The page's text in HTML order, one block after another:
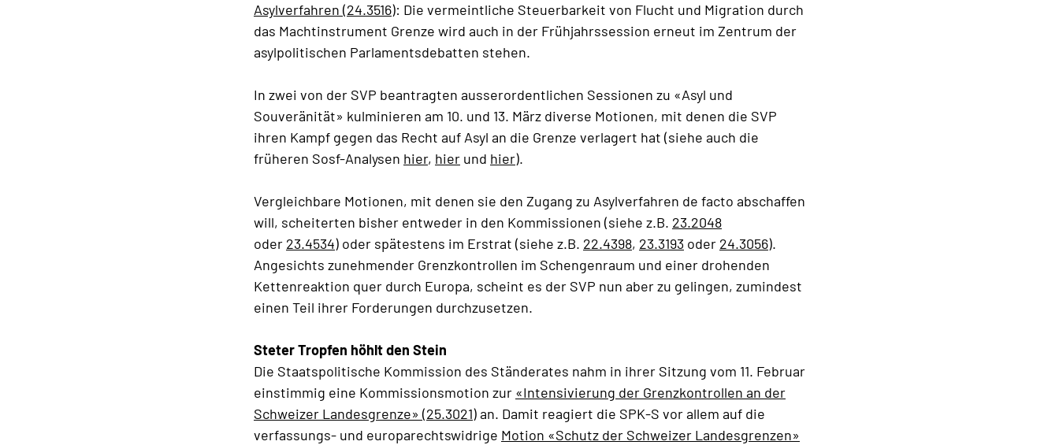
Asylverfahren (24.3516): Die vermeintliche Steuerbarkeit von Flucht und Migration durch
das Machtinstrument Grenze wird auch in der Frühjahrssession erneut im Zentrum der
asylpolitischen Parlamentsdebatten stehen.
In zwei von der SVP beantragten ausserordentlichen Sessionen zu «Asyl und
Souveränität» kulminieren am 10. und 13. März diverse Motionen, mit denen die SVP
ihren Kampf gegen das Recht auf Asyl an die Grenze verlagert hat (siehe auch die
früheren Sosf-Analysen hier, hier und hier).
Vergleichbare Motionen, mit denen sie den Zugang zu Asylverfahren de facto abschaffen
will, scheiterten bisher entweder in den Kommissionen (siehe z.B. 23.2048
oder 23.4534) oder spätestens im Erstrat (siehe z.B. 22.4398, 23.3193 oder 24.3056).
Angesichts zunehmender Grenzkontrollen im Schengenraum und einer drohenden
Kettenreaktion quer durch Europa, scheint es der SVP nun aber zu gelingen, zumindest
einen Teil ihrer Forderungen durchzusetzen.
Steter Tropfen höhlt den Stein
Die Staatspolitische Kommission des Ständerates nahm in ihrer Sitzung vom 11. Februar
einstimmig eine Kommissionsmotion zur «Intensivierung der Grenzkontrollen an der
Schweizer Landesgrenze» (25.3021)an. Damit reagiert die SPK-S vor allem auf die
verfassungs- und europarechtswidrige Motion «Schutz der Schweizer Landesgrenzen»